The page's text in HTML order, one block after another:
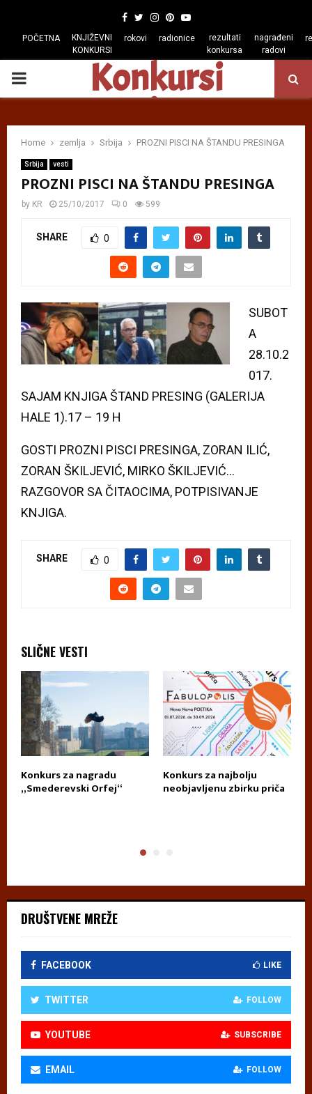
Facebook
TwitterInstagram
Pinterest
Youtube
POČETNA
KNJIŽEVNI
KONKURSI
rokovi radionice
rezultati
konkursa
nagrađeni
radovi
PRIMARY
Konkursi
regiona
Home zemlja Srbija PROZNI PISCI NA ŠTANDU PRESINGA
Srbija vesti
PROZNI PISCI NA ŠTANDU PRESINGA
by KR 25/10/2017 0 599
SHARE 0
SUBOT
A
28.10.2
017.
SAJAM KNJIGA ŠTAND PRESING (GALERIJA
HALE 1).17 – 19 H
GOSTI PROZNI PISCI PRESINGA, ZORAN ILIĆ,
ZORAN ŠKILJEVIĆ, MIRKO ŠKILJEVIĆ…
RAZGOVOR SA ČITAOCIMA, POTPISIVANJE
KNJIGA.
SHARE 0
SLIČNE VESTI
Konkurs za nagradu
„Smederevski Orfej“
Konkurs za najbolju
neobjavljenu zbirku priča
DRUŠTVENE MREŽE
FACEBOOK LIKE
TWITTER FOLLOW
YOUTUBE SUBSCRIBE
EMAIL FOLLOW